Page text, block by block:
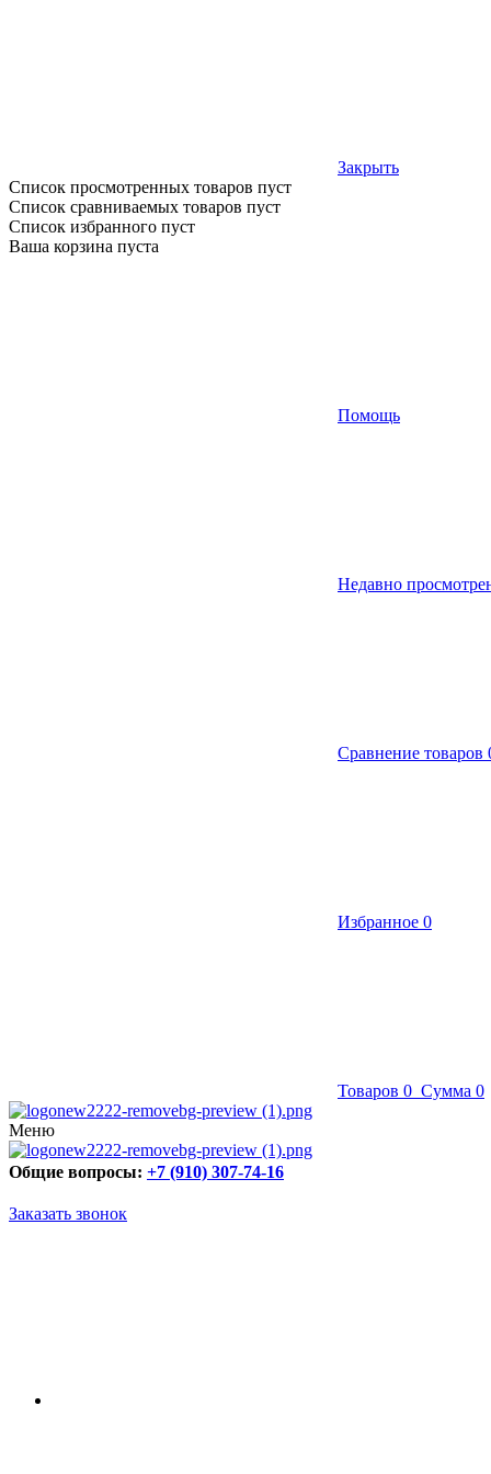
Закрыть
Список просмотренных товаров пуст
Список сравниваемых товаров пуст
Список избранного пуст
Ваша корзина пуста
Помощь
Недавно
Сравнение товаров
Избранное 0
Товаров 0 Сумма 0
Меню
Общие вопросы: +7 (910) 307-74-16
Заказать звонок